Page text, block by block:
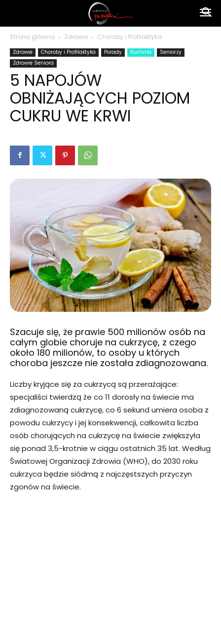
polsku
Strona główna Zdrowie Choroby i Profilaktyka
Zdrowie Choroby i Profilaktyka Porady Kuchnia
Seniorzy
Zdrowie Seniora
5 NAPOJÓW
OBNIŻAJĄCYCH POZIOM
CUKRU WE KRWI
Szacuje się, że prawie 500 milionów osób na
całym globie choruje na cukrzycę, z czego
około 180 milionów, to osoby u których
choroba jeszcze nie została zdiagnozowana.
Liczby kryjące się za cukrzycą są przerażające:
specjaliści twierdzą że co 11 dorosły na świecie ma
zdiagnozowaną cukrzycę, co 6 sekund umiera osoba z
powodu cukrzycy i jej konsekwencji, całkowita liczba
osób chorujących na cukrzycę na świecie zwiększyła
się ponad 3,5-krotnie w ciągu ostatnich 35 lat. Według
Światowej Organizacji Zdrowia (WHO), do 2030 roku
cukrzyca będzie siódmą z najczęstszych przyczyn
zgonów na świecie.